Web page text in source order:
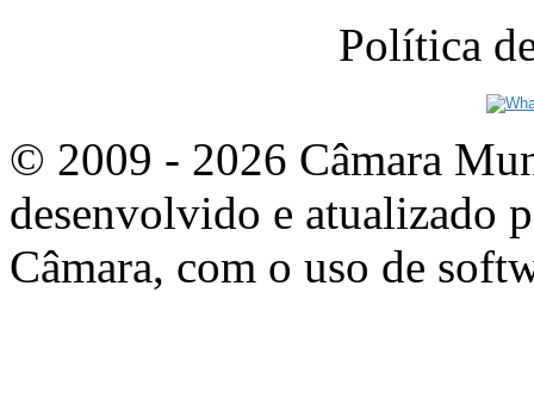
Política
© 2009 - 2026 Câmara
desenvolvido e atualizado
Câmara, com o uso de